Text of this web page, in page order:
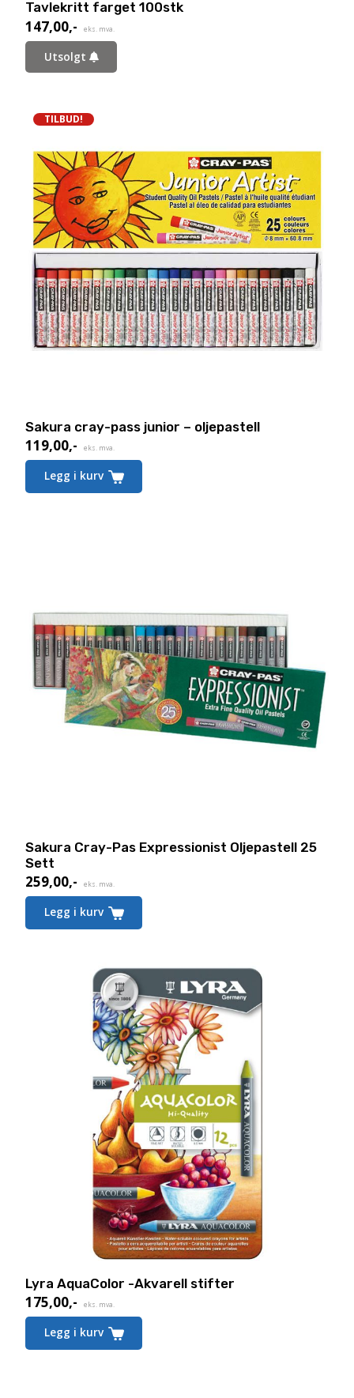
Tavlekritt farget 100stk
147,00,- eks. mva.
Utsolgt
TILBUD!
Sakura cray-pass junior – oljepastell
119,00,-
Nåværende
pris
eks. mva.
Legg i kurv
Sakura Cray-Pas Expressionist Oljepastell 25
Sett
259,00,- eks. mva.
Legg i kurv
Lyra AquaColor -Akvarell stifter
175,00,- eks. mva.
Legg i kurv